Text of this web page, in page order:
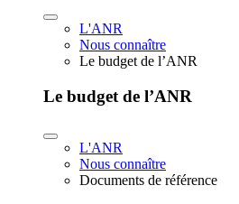
L'ANR
Nous connaître
Le budget de l’ANR
Le budget de l’ANR
L'ANR
Nous connaître
Documents de référence